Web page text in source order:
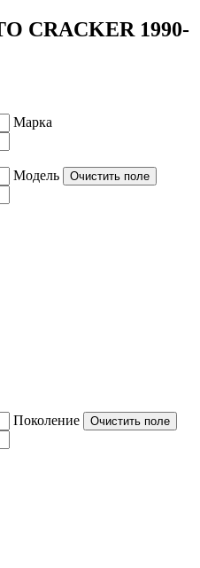
CRACKER 1990-
Марка
Модель
Очистить поле
Поколение
Очистить поле